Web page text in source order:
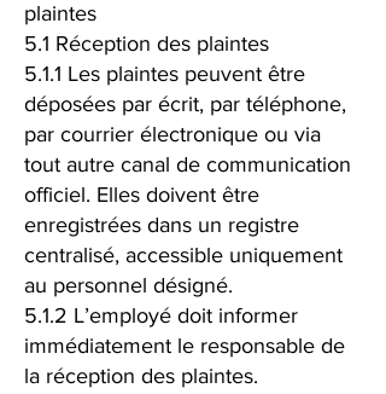
plaintes
5.1 Réception des plaintes
5.1.1 Les plaintes peuvent être
déposées par écrit, par téléphone,
par courrier électronique ou via
tout autre canal de communication
officiel. Elles doivent être
enregistrées dans un registre
centralisé, accessible uniquement
au personnel désigné.
5.1.2 L’employé doit informer
immédiatement le responsable de
la réception des plaintes.